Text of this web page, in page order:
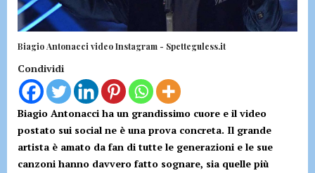
Biagio Antonacci video Instagram - Spetteguless.it
Condividi
Biagio Antonacci ha un grandissimo cuore e il video
postato sui social ne è una prova concreta. Il grande
artista è amato da fan di tutte le generazioni e le sue
canzoni hanno davvero fatto sognare, sia quelle più